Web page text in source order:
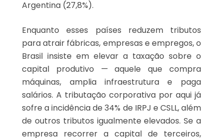
Argentina (27,8%).
Enquanto esses países reduzem tributos
para atrair fábricas, empresas e empregos, o
Brasil insiste em elevar a taxação sobre o
capital produtivo — aquele que compra
máquinas, amplia infraestrutura e paga
salários. A tributação corporativa por aqui já
sofre a incidência de 34% de IRPJ e CSLL, além
de outros tributos igualmente elevados. Se a
empresa recorrer a capital de terceiros,